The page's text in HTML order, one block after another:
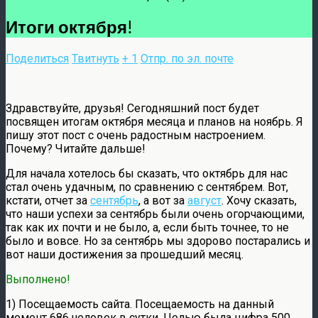
Итоги октября!
Поделиться Твитнуть + 1 Отпр. по эл. почте
Здравствуйте, друзья! Сегодняшний пост будет
посвящен итогам октября месяца и планов на ноябрь. Я
пишу этот пост с очень радостным настроением.
Почему? Читайте дальше!
Для начала хотелось бы сказать, что октябрь для нас
стал очень удачным, по сравнению с сентябрем. Вот,
кстати, отчет за сентябрь, а вот за август. Хочу сказать,
что наши успехи за сентябрь были очень огорчающими,
так как их почти и не было, а, если быть точнее, то не
было и вовсе. Но за сентябрь мы здорово постарались и
вот наши достижения за прошедший месяц.
Выполнено!
1) Посещаемость сайта. Посещаемость на данный